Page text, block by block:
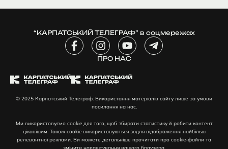
“КАРПАТСЬКИЙ ТЕЛЕГРАФ” в соцмережах
F
a
b
o
-
f
I
n
s
a
r
a
m
Y
o
u
u
e
T
e
a
-
p
l
ПРО НАС
© 2025 Карпатський Телеграф. Використання матеріалів сайту лише за умови
посилання на нас.
Ми використовуємо cookie для того, щоб збирати статистику й робити контент
цікавішим. Також cookie використовуються задля відображення найбільш
релевантної реклами. Ви можете детальніше прочитати про cookie-файли та